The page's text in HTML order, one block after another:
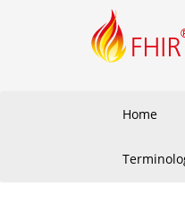
Home